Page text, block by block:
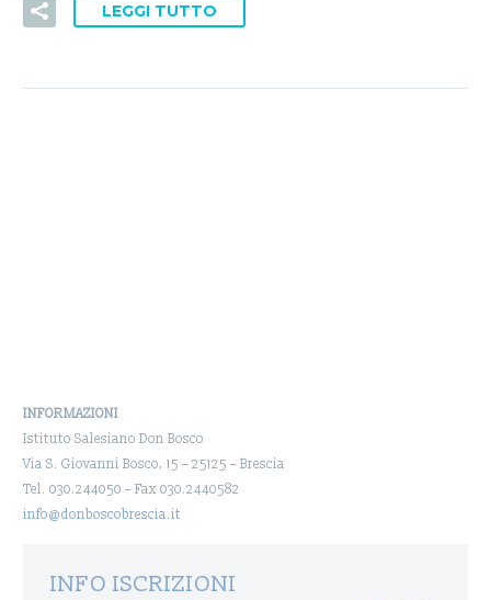
LEGGI TUTTO
INFORMAZIONI
Istituto Salesiano Don Bosco
Via S. Giovanni Bosco, 15 – 25125 – Brescia
Tel. 030.244050 – Fax 030.2440582
info@donboscobrescia.it
INFO ISCRIZIONI